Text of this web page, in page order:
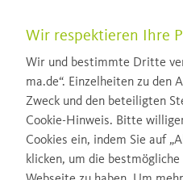
Wir respektieren Ihre
Wir und bestimmte Dritte
ma.de“. Einzelheiten zu den
Zweck und den beteiligten
Cookie-Hinweis. Bitte
Cookies ein, indem Sie auf
klicken, um die